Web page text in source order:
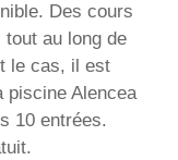
Des cours
au long de
le cas, il est
piscine Alencea
10 entrées.